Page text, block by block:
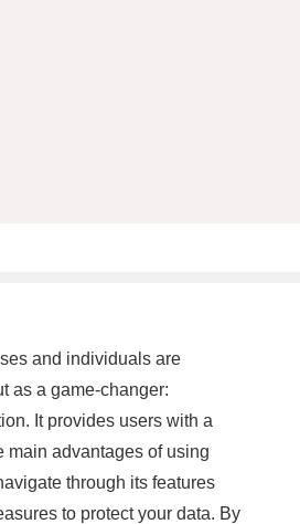
and individuals are
as a game-changer:
It provides users with a
main advantages of using
through its features
to protect your data. By